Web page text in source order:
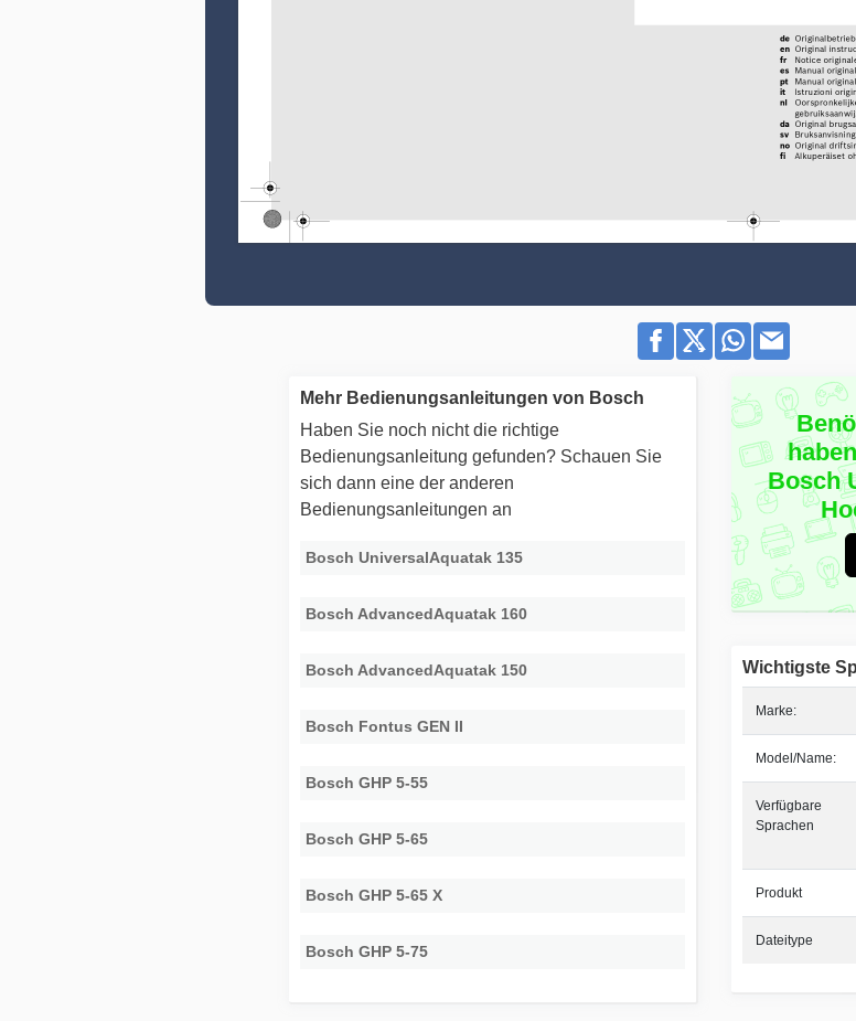
Bosch
Wichtigste
Marke:
Model/Name:
Verfügbare
Sprachen
Produkt
Dateitype
Mehr Bedienungsanleitungen von Bosch
Haben Sie noch nicht die richtige
Bedienungsanleitung gefunden? Schauen Sie
sich dann eine der anderen
Bedienungsanleitungen an
Bosch UniversalAquatak 135
Bosch AdvancedAquatak 160
Bosch AdvancedAquatak 150
Bosch Fontus GEN II
Bosch GHP 5-55
Bosch GHP 5-65
Bosch GHP 5-65 X
Bosch GHP 5-75